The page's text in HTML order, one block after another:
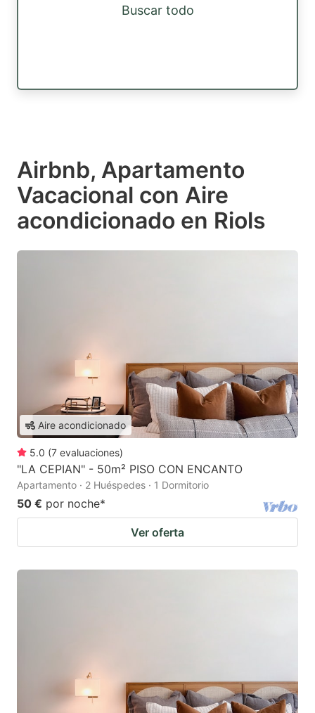
Buscar todo
Airbnb, Apartamento
Vacacional con Aire
acondicionado en Riols
Aire acondicionado
5.0 (7 evaluaciones)
"LA CEPIAN" - 50m² PISO CON ENCANTO
Apartamento · 2 Huéspedes · 1 Dormitorio
50 € por noche*
Ver oferta